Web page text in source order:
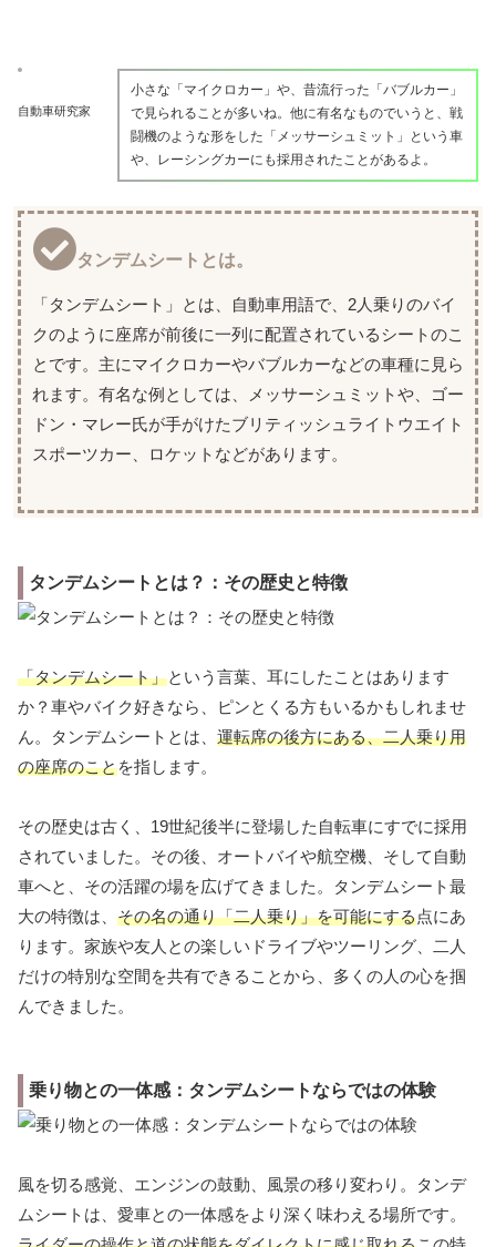
自動車研究家
小さな「マイクロカー」や、昔流行った「バブルカー」
で見られることが多いね。他に有名なものでいうと、戦
闘機のような形をした「メッサーシュミット」という車
や、レーシングカーにも採用されたことがあるよ。
タンデムシートとは。
「タンデムシート」とは、自動車用語で、2人乗りのバイ
クのように座席が前後に一列に配置されているシートのこ
とです。主にマイクロカーやバブルカーなどの車種に見ら
れます。有名な例としては、メッサーシュミットや、ゴー
ドン・マレー氏が手がけたブリティッシュライトウエイト
スポーツカー、ロケットなどがあります。
タンデムシートとは？：その歴史と特徴
「タンデムシート」という言葉、耳にしたことはあります
か？車やバイク好きなら、ピンとくる方もいるかもしれませ
ん。タンデムシートとは、 運転席の後方にある、二人乗り用
の座席のことを指します。
その歴史は古く、19世紀後半に登場した自転車にすでに採用
されていました。その後、オートバイや航空機、そして自動
車へと、その活躍の場を広げてきました。タンデムシート最
大の特徴は、 その名の通り「二人乗り」を可能にする点にあ
ります。家族や友人との楽しいドライブやツーリング、二人
だけの特別な空間を共有できることから、多くの人の心を掴
んできました。
乗り物との一体感：タンデムシートならではの体験
風を切る感覚、エンジンの鼓動、風景の移り変わり。タンデ
ムシートは、愛車との一体感をより深く味わえる場所です。